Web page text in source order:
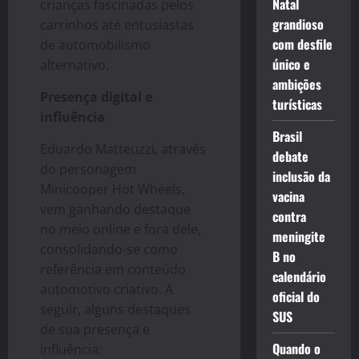
crianças fascinadas pelos
carrinhos até entusiastas
de automobilismo
alternativo.
Presença digital e
influência
Eduardo Matteuzzi, através
do personagem
Minicooper Hot Wheels,
vem ganhando destaque
no meio online e fora dele,
consolidando-se como
referência em conteúdo
automotivo criativo. A
seguir, alguns destaques
de sua presença e
influência:
Natal
grandioso
com desfile
único e
ambições
turísticas
Brasil
debate
inclusão da
vacina
contra
meningite
B no
calendário
oficial do
SUS
Quando o